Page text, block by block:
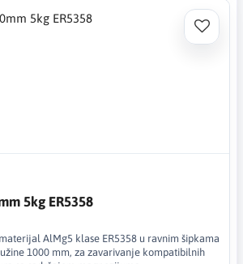
5kg ER5358
AlMg5 klase ER5358 u ravnim šipkama
1000 mm, za zavarivanje kompatibilnih